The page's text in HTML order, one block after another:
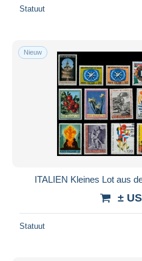
Statuut
Nieuw
ITALIEN Kleines Lot aus
±
Statuut